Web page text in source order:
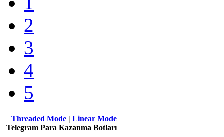
2
3
4
5
Threaded Mode | Linear Mode
Telegram Para Kazanma Botları